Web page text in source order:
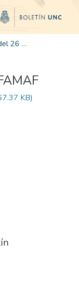
Edición 001/2025 del 26 de mayo de 2025
KB)